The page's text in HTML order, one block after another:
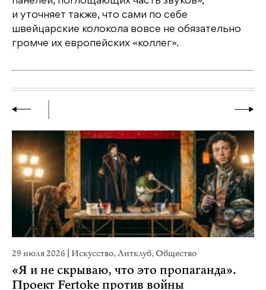
и уточняет также, что сами по себе
швейцарские колокола вовсе не обязательно
громче их европейских «коллег».
29 июля 2026 Искусство,Литклуб,Общество
«Я и не скрываю, что это пропаганда».
Проект Fertoke против войны